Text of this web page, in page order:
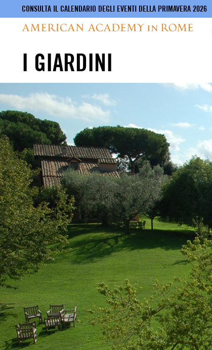
contenuto
principale
CONSULTA IL CALENDARIO DEGLI EVENTI DELLA PRIMAVERA 2026
I GIARDINI